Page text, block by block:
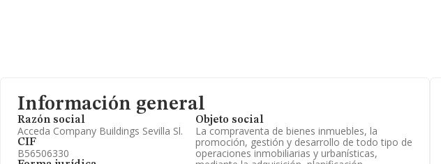
Información general
Razón social
Acceda Company Buildings Sevilla Sl.
CIF
B56506330
Objeto social
La compraventa de bienes inmuebles, la
promoción, gestión y desarrollo de todo tipo de
operaciones inmobiliarias y urbanísticas,